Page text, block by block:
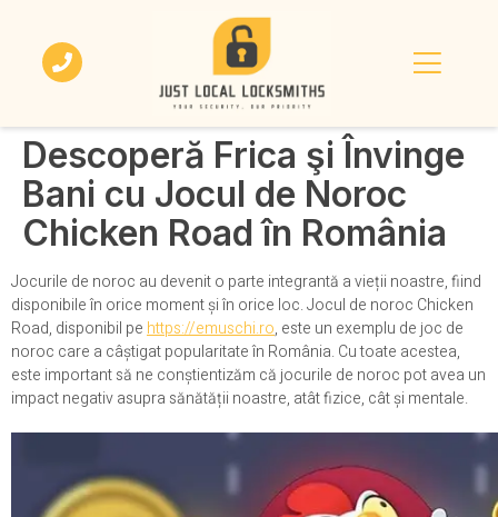
Descoperă Frica şi Învinge
Bani cu Jocul de Noroc
Chicken Road în România
Jocurile de noroc au devenit o parte integrantă a vieții noastre, fiind
disponibile în orice moment și în orice loc. Jocul de noroc Chicken
Road, disponibil pe https://emuschi.ro, este un exemplu de joc de
noroc care a câștigat popularitate în România. Cu toate acestea,
este important să ne conștientizăm că jocurile de noroc pot avea un
impact negativ asupra sănătății noastre, atât fizice, cât și mentale.